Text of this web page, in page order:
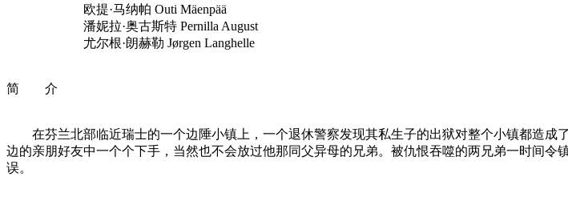
欧提·马纳帕 Outi Mäenpää
潘妮拉·奥古斯特 Pernilla August
尤尔根·朗赫勒 Jørgen Langhelle
简 介
在芬兰北部临近瑞士的一个边陲小镇上，一个退休警察发现其私生子的出狱对整个小镇都造成
边的亲朋好友中一个个下手，当然也不会放过他那同父异母的兄弟。被仇恨吞噬的两兄弟一时间
误。